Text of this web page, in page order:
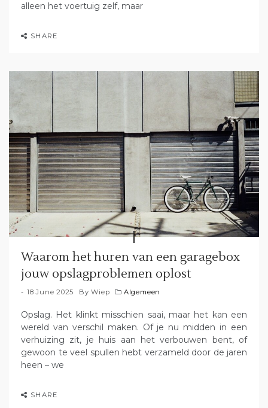
alleen het voertuig zelf, maar
SHARE
Waarom het huren van een garagebox
jouw opslagproblemen oplost
18 June 2025 ByWiep Algemeen
Opslag. Het klinkt misschien saai, maar het kan een
wereld van verschil maken. Of je nu midden in een
verhuizing zit, je huis aan het verbouwen bent, of
gewoon te veel spullen hebt verzameld door de jaren
heen – we
SHARE